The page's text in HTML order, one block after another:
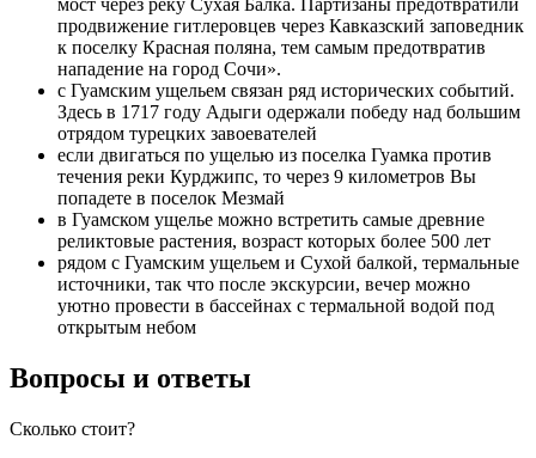
мост через реку Сухая Балка. Партизаны предотвратили
продвижение гитлеровцев через Кавказский заповедник
к поселку Красная поляна, тем самым предотвратив
нападение на город Сочи».
с Гуамским ущельем связан ряд исторических событий.
Здесь в 1717 году Адыги одержали победу над большим
отрядом турецких завоевателей
если двигаться по ущелью из поселка Гуамка против
течения реки Курджипс, то через 9 километров Вы
попадете в поселок Мезмай
в Гуамском ущелье можно встретить самые древние
реликтовые растения, возраст которых более 500 лет
рядом с Гуамским ущельем и Сухой балкой, термальные
источники, так что после экскурсии, вечер можно
уютно провести в бассейнах с термальной водой под
открытым небом
Вопросы и ответы
Сколько стоит?